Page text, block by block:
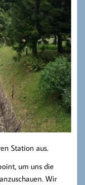
Station aus.
um uns die
Wir